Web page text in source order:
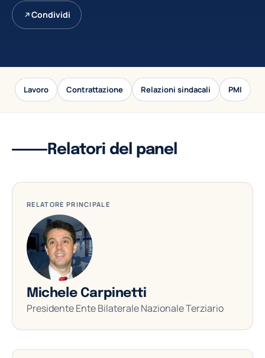
Condividi
Lavoro Contrattazione Relazioni sindacali PMI
Relatori del panel
RELATORE PRINCIPALE
Michele Carpinetti
Presidente Ente Bilaterale Nazionale Terziario